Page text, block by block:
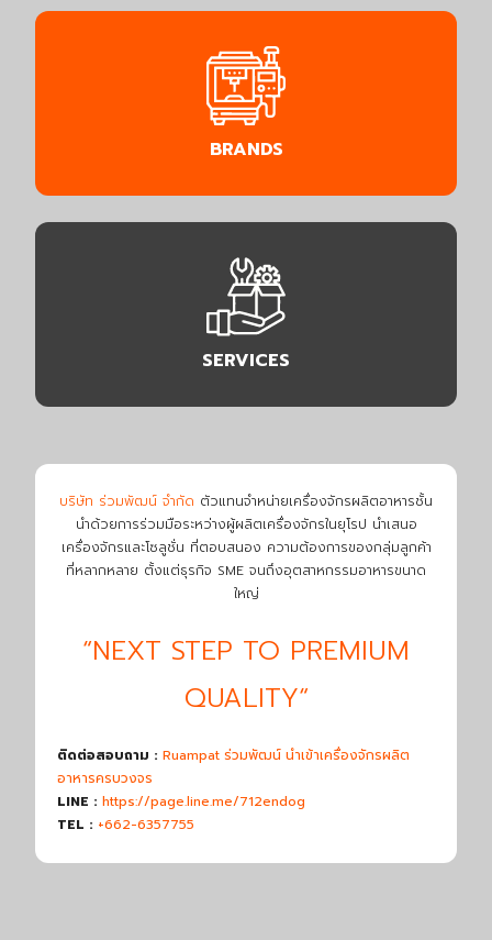
BRANDS
SERVICES
บริษัท ร่วมพัฒน์ จำกัด ตัวแทนจำหน่ายเครื่องจักรผลิตอาหารชั้น
นำด้วยการร่วมมือระหว่างผู้ผลิตเครื่องจักรในยุโรป นำเสนอ
เครื่องจักรและโซลูชั่น ที่ตอบสนอง ความต้องการของกลุ่มลูกค้า
ที่หลากหลาย ตั้งแต่ธุรกิจ SME จนถึงอุตสาหกรรมอาหารขนาด
ใหญ่
“NEXT STEP TO PREMIUM
QUALITY“
ติดต่อสอบถาม : Ruampat ร่วมพัฒน์ นำเข้าเครื่องจักรผลิต
อาหารครบวงจร
LINE : https://page.line.me/712endog
TEL : +662-6357755